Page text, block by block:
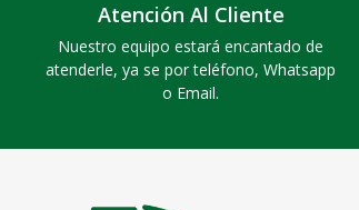
Atención Al Cliente
Nuestro equipo estará encantado de
atenderle, ya se por teléfono, Whatsapp
o Email.